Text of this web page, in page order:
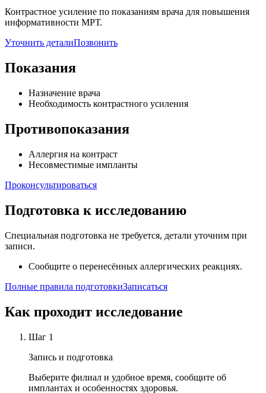
Контрастное усиление по показаниям врача для повышения
информативности МРТ.
Уточнить деталиПозвонить
Показания
Назначение врача
Необходимость контрастного усиления
Противопоказания
Аллергия на контраст
Несовместимые импланты
Проконсультироваться
Подготовка к исследованию
Специальная подготовка не требуется, детали уточним при
записи.
Сообщите о перенесённых аллергических реакциях.
Полные правила подготовкиЗаписаться
Как проходит исследование
Шаг 1
Запись и подготовка
Выберите филиал и удобное время, сообщите об
имплантах и особенностях здоровья.